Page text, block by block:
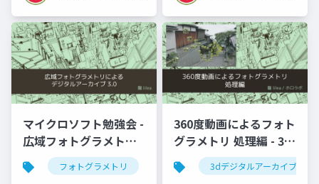
マイクロソフト勉強会 -
広域フォトグラメトリ
によるデジタルアーカ
イブ
フォトグラメトリ ar 3dデジタルアー
360度動画によるフォト
グラメトリ 処理編 - 3D
スキャン何でもLT会
3dデジタルアーカイブ